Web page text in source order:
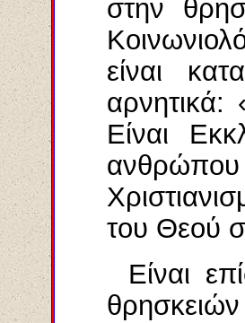
στην
είναι
αρνητικά:
Είναι
ανθρώπου
του Θεού
Είναι